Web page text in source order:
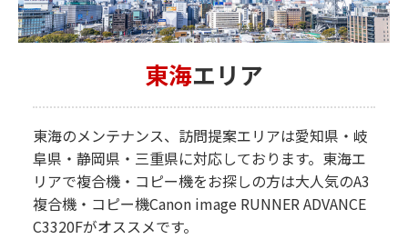
東海エリア
東海のメンテナンス、訪問提案エリアは愛知県・岐
阜県・静岡県・三重県に対応しております。東海エ
リアで複合機・コピー機をお探しの方は大人気のA3
複合機・コピー機Canon image RUNNER ADVANCE
C3320Fがオススメです。